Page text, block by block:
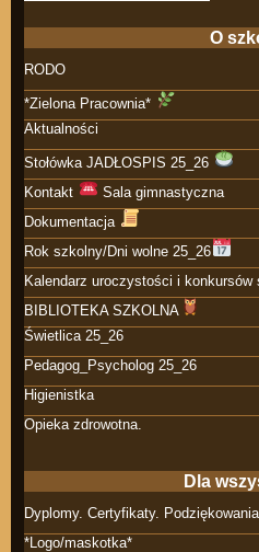
O
RODO
*Zielona Pracownia*
Aktualności
Stołówka JADŁOSPIS 25_26
Kontakt
Sala gimnastyczna
Dokumentacja
Rok szkolny/Dni wolne 25_26
Kalendarz uroczystości i konkursów
BIBLIOTEKA SZKOLNA
Świetlica 25_26
Pedagog_Psycholog 25_26
Higienistka
Opieka zdrowotna.
Dla
Dyplomy. Certyfikaty. Podziękowania.
*Logo/maskotka*